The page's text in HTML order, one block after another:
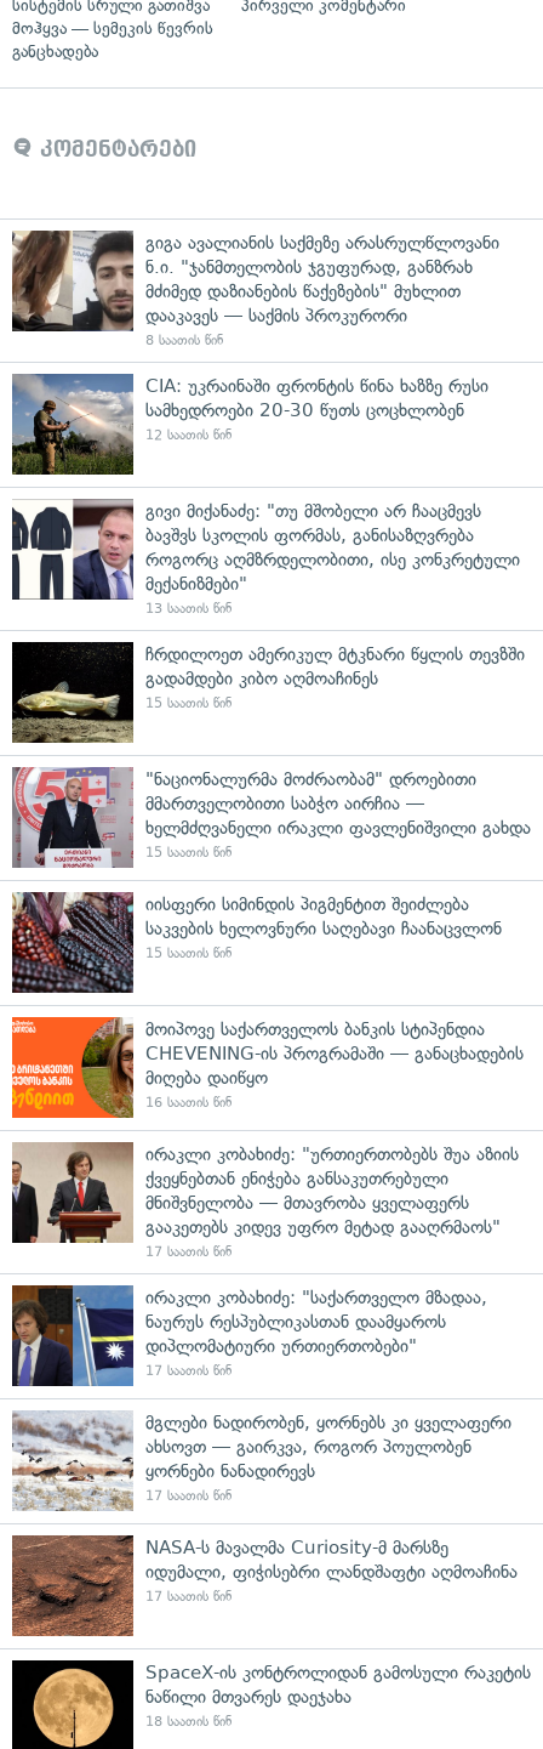
სისტემის სრული გათიშვა
მოჰყვა — სემეკის წევრის
განცხადება
პირველი კომენტარი
კომენტარები
გიგა ავალიანის საქმეზე არასრულწლოვანი
ნ.ი. "ჯანმთელობის ჯგუფურად, განზრახ
მძიმედ დაზიანების წაქეზების" მუხლით
დააკავეს — საქმის პროკურორი
8 საათის წინ
CIA: უკრაინაში ფრონტის წინა ხაზზე რუსი
სამხედროები 20-30 წუთს ცოცხლობენ
12 საათის წინ
გივი მიქანაძე: "თუ მშობელი არ ჩააცმევს
ბავშვს სკოლის ფორმას, განისაზღვრება
როგორც აღმზრდელობითი, ისე კონკრეტული
მექანიზმები"
13 საათის წინ
ჩრდილოეთ ამერიკულ მტკნარი წყლის თევზში
გადამდები კიბო აღმოაჩინეს
15 საათის წინ
"ნაციონალურმა მოძრაობამ" დროებითი
მმართველობითი საბჭო აირჩია —
ხელმძღვანელი ირაკლი ფავლენიშვილი გახდა
15 საათის წინ
იისფერი სიმინდის პიგმენტით შეიძლება
საკვების ხელოვნური საღებავი ჩაანაცვლონ
15 საათის წინ
მოიპოვე საქართველოს ბანკის სტიპენდია
CHEVENING-ის პროგრამაში — განაცხადების
მიღება დაიწყო
16 საათის წინ
ირაკლი კობახიძე: "ურთიერთობებს შუა აზიის
ქვეყნებთან ენიჭება განსაკუთრებული
მნიშვნელობა — მთავრობა ყველაფერს
გააკეთებს კიდევ უფრო მეტად გააღრმაოს"
17 საათის წინ
ირაკლი კობახიძე: "საქართველო მზადაა,
ნაურუს რესპუბლიკასთან დაამყაროს
დიპლომატიური ურთიერთობები"
17 საათის წინ
მგლები ნადირობენ, ყორნებს კი ყველაფერი
ახსოვთ — გაირკვა, როგორ პოულობენ
ყორნები ნანადირევს
17 საათის წინ
NASA-ს მავალმა Curiosity-მ მარსზე
იდუმალი, ფიჭისებრი ლანდშაფტი აღმოაჩინა
17 საათის წინ
SpaceX-ის კონტროლიდან გამოსული რაკეტის
ნაწილი მთვარეს დაეჯახა
18 საათის წინ